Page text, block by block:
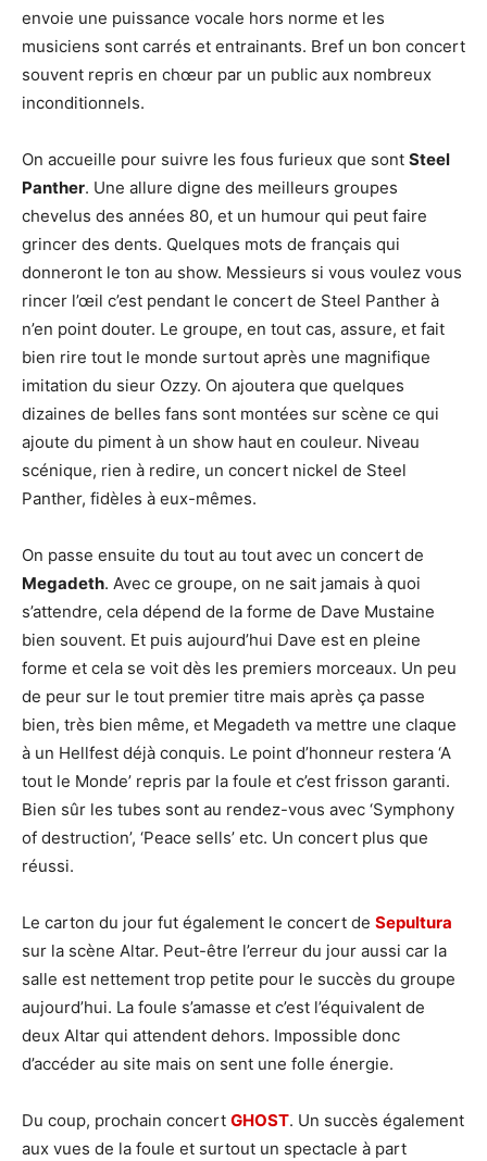
envoie une puissance vocale hors norme et les
musiciens sont carrés et entrainants. Bref un bon concert
souvent repris en chœur par un public aux nombreux
inconditionnels.
On accueille pour suivre les fous furieux que sont Steel
Panther. Une allure digne des meilleurs groupes
chevelus des années 80, et un humour qui peut faire
grincer des dents. Quelques mots de français qui
donneront le ton au show. Messieurs si vous voulez vous
rincer l’œil c’est pendant le concert de Steel Panther à
n’en point douter. Le groupe, en tout cas, assure, et fait
bien rire tout le monde surtout après une magnifique
imitation du sieur Ozzy. On ajoutera que quelques
dizaines de belles fans sont montées sur scène ce qui
ajoute du piment à un show haut en couleur. Niveau
scénique, rien à redire, un concert nickel de Steel
Panther, fidèles à eux-mêmes.
On passe ensuite du tout au tout avec un concert de
Megadeth. Avec ce groupe, on ne sait jamais à quoi
s’attendre, cela dépend de la forme de Dave Mustaine
bien souvent. Et puis aujourd’hui Dave est en pleine
forme et cela se voit dès les premiers morceaux. Un peu
de peur sur le tout premier titre mais après ça passe
bien, très bien même, et Megadeth va mettre une claque
à un Hellfest déjà conquis. Le point d’honneur restera ‘A
tout le Monde’ repris par la foule et c’est frisson garanti.
Bien sûr les tubes sont au rendez-vous avec ‘Symphony
of destruction’, ‘Peace sells’ etc. Un concert plus que
réussi.
Le carton du jour fut également le concert de Sepultura
sur la scène Altar. Peut-être l’erreur du jour aussi car la
salle est nettement trop petite pour le succès du groupe
aujourd’hui. La foule s’amasse et c’est l’équivalent de
deux Altar qui attendent dehors. Impossible donc
d’accéder au site mais on sent une folle énergie.
Du coup, prochain concert GHOST. Un succès également
aux vues de la foule et surtout un spectacle à part